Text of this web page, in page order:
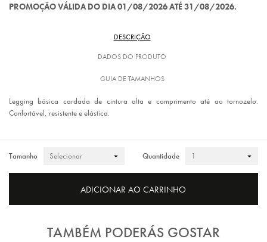
PROMOÇÃO VÁLIDA DO DIA 01/08/2026 ATÉ 31/08/2026.
DESCRIÇÃO
DADOS DO PRODUTO
GUIA DE TAMANHOS
Legging básica cardada de cintura alta e comprimento até ao tornozelo.
Confortável, resistente e elástica.
Tamanho Quantidade
ADICIONAR AO CARRINHO
TAMBÉM PODERÁS GOSTAR